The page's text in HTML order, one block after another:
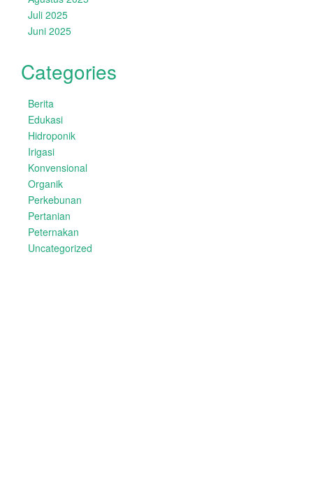
Juli 2025
Juni 2025
Categories
Berita
Edukasi
Hidroponik
Irigasi
Konvensional
Organik
Perkebunan
Pertanian
Peternakan
Uncategorized